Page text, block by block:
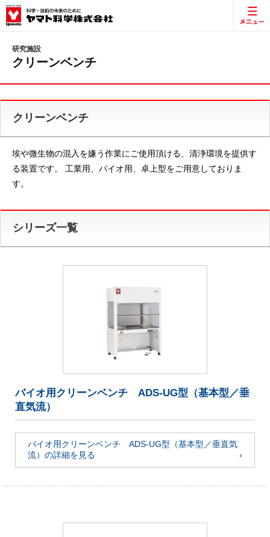
研究施設
クリーンベンチ
クリーンベンチ
埃や微生物の混入を嫌う作業にご使用頂ける、清浄環境を提供す
る装置です。 工業用、バイオ用、卓上型をご用意しておりま
す。
シリーズ一覧
バイオ用クリーンベンチ ADS-UG型（基本型／垂
直気流）
バイオ用クリーンベンチ ADS-UG型（基本型／垂直気
流）の詳細を見る